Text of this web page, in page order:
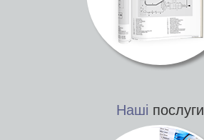
Наші послуги